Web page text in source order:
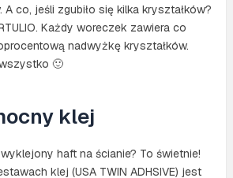
co, jeśli zgubiło się kilka kryształków?
Każdy woreczek zawiera co
nadwyżkę kryształków.
🙂
klej
haft na ścianie? To świetnie!
klej (USA TWIN ADHSIVE) jest